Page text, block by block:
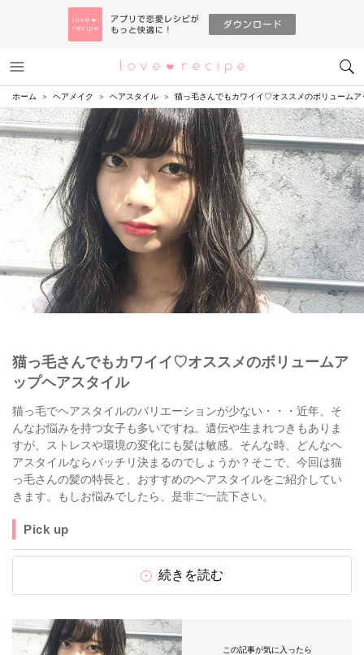
恋愛レシピ
ホーム ヘアメイク ヘアスタイル 猫っ毛さんでもカワイイ♡オススメのボリュームア
猫っ毛さんでもカワイイ♡オススメのボリュームア
ップヘアスタイル
猫っ毛でヘアスタイルのバリエーションが少ない・・・近年、そ
んなお悩みを持つ女子も多いですね。遺伝や生まれつきもありま
すが、ストレスや環境の変化にも髪は敏感。そんな時、どんなヘ
アスタイルならバッチリ決まるのでしょうか？そこで、今回は猫
っ毛さんの髪の特長と、おすすめのヘアスタイルをご紹介してい
きます。もしお悩みでしたら、是非ご一読下さい。
Pick up
続きを読む
この記事が気に入ったら